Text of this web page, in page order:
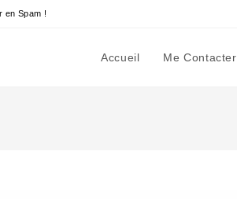
en Spam !
Accueil Me Contacter